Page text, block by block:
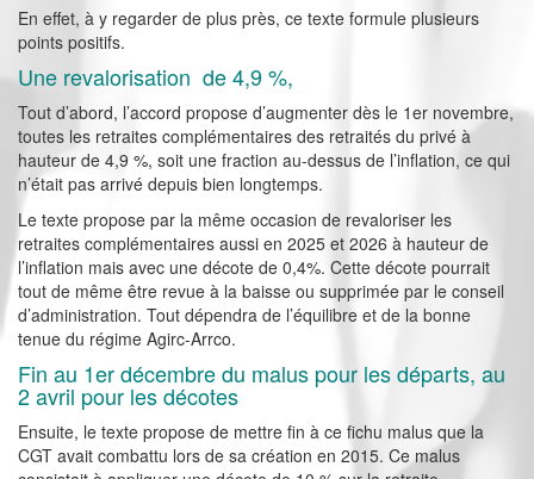
En effet, à y regarder de plus près, ce texte formule plusieurs
points positifs.
Une revalorisation de 4,9 %,
Tout d’abord, l’accord propose d’augmenter dès le 1er novembre,
toutes les retraites complémentaires des retraités du privé à
hauteur de 4,9 %, soit une fraction au-dessus de l’inflation, ce qui
n’était pas arrivé depuis bien longtemps.
Le texte propose par la même occasion de revaloriser les
retraites complémentaires aussi en 2025 et 2026 à hauteur de
l’inflation mais avec une décote de 0,4%. Cette décote pourrait
tout de même être revue à la baisse ou supprimée par le conseil
d’administration. Tout dépendra de l’équilibre et de la bonne
tenue du régime Agirc-Arrco.
Fin au 1er décembre du malus pour les départs, au
2 avril pour les décotes
Ensuite, le texte propose de mettre fin à ce fichu malus que la
CGT avait combattu lors de sa création en 2015. Ce malus